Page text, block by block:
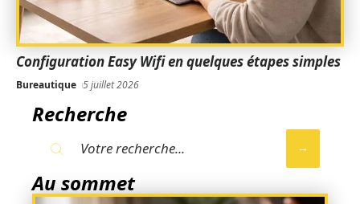
Configuration Easy Wifi en quelques étapes simples
Bureautique 5 juillet 2026
Recherche
Au sommet